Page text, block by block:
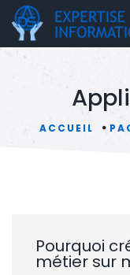
ACCUEIL
Pourquoi
métier sur